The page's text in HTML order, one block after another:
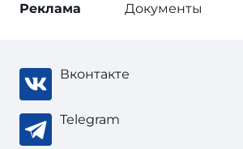
Реклама Документы
Вконтакте
Telegram